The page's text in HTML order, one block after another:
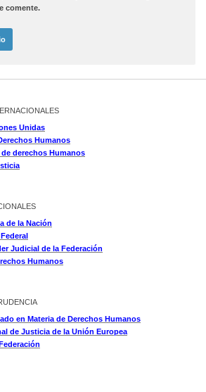
comente.
Unidas
Humanos
derechos Humanos
de la Nación
Judicial de la Federación
Humanos
en Materia de Derechos Humanos
de Justicia de la Unión Europea